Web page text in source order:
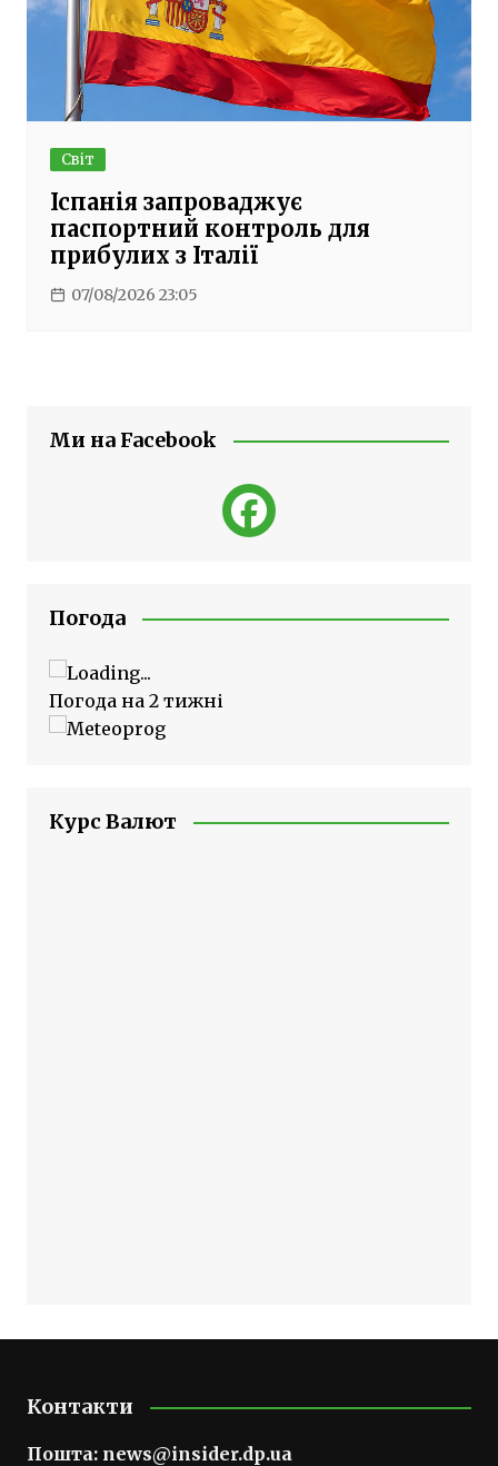
Світ
Іспанія запроваджує
паспортний контроль для
прибулих з Італії
07/08/2026 23:05
Ми на Facebook
Погода
Погода на 2 тижні
Курс Валют
Контакти
Пошта: news@insider.dp.ua